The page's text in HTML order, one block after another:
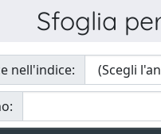
Sfoglia
nell'indice: